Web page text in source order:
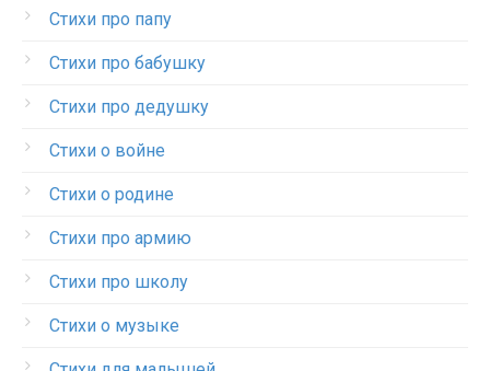
Стихи про папу
Стихи про бабушку
Стихи про дедушку
Стихи о войне
Стихи о родине
Стихи про армию
Стихи про школу
Стихи о музыке